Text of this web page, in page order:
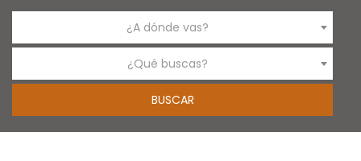
¿A dónde vas?
¿Qué buscas?